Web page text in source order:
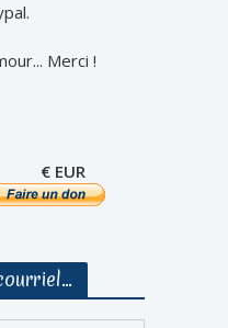
Merci !
€ EUR